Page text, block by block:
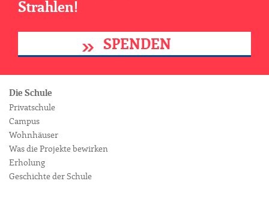
Strahlen!
SPENDEN
Die Schule
Privatschule
Campus
Wohnhäuser
Was die Projekte bewirken
Erholung
Geschichte der Schule